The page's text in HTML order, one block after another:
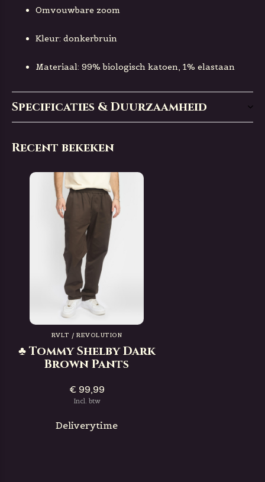
Omvouwbare zoom
Kleur: donkerbruin
Materiaal: 99% biologisch katoen, 1% elastaan
Specificaties & Duurzaamheid
Recent bekeken
RVLT / REVOLUTION
♣ Tommy Shelby Dark
Brown Pants
€ 99,99
Incl. btw
Deliverytime